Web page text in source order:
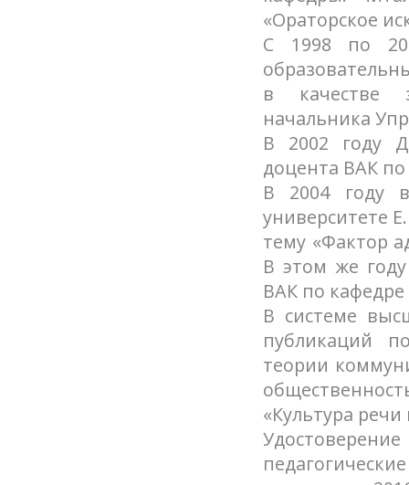
«Ораторское
С 1998 по
в качестве
начальника
В 2002 году
доцента ВАК
В 2004 году в
университете
тему «Фактор
В этом же
ВАК по
В системе
публикаций
теории
«Культура